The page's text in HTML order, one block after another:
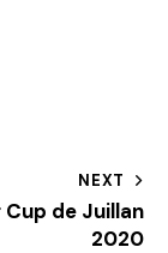
NEXT
Cup de Juillan
2020